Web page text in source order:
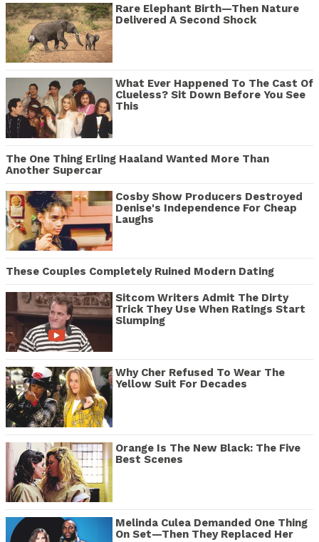
Rare Elephant Birth—Then Nature
Delivered A Second Shock
What Ever Happened To The Cast Of
Clueless? Sit Down Before You See
This
The One Thing Erling Haaland Wanted More Than
Another Supercar
Cosby Show Producers Destroyed
Denise's Independence For Cheap
Laughs
These Couples Completely Ruined Modern Dating
Sitcom Writers Admit The Dirty
Trick They Use When Ratings Start
Slumping
Why Cher Refused To Wear The
Yellow Suit For Decades
Orange Is The New Black: The Five
Best Scenes
Melinda Culea Demanded One Thing
On Set—Then They Replaced Her